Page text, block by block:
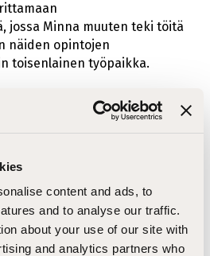
content and ads, to
and to analyse our traffic.
about your use of our site with
and analytics partners who
jossa Minna muuten teki töitä
näiden opintojen
toisenlainen työpaikka.
oppimisen tukena
Minna hankki osaamista
antamia tehtäviä tekemällä
kuuluva ammatillinen
Vaikka hetkellisesti
voi tuntua kuormittavalta